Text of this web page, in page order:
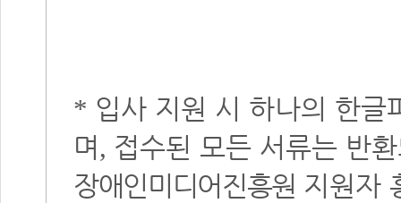
* 입사 지원 시 하나의 한글
며 , 접수된 모든 서류는 반
장애인미디어진흥원 지원자